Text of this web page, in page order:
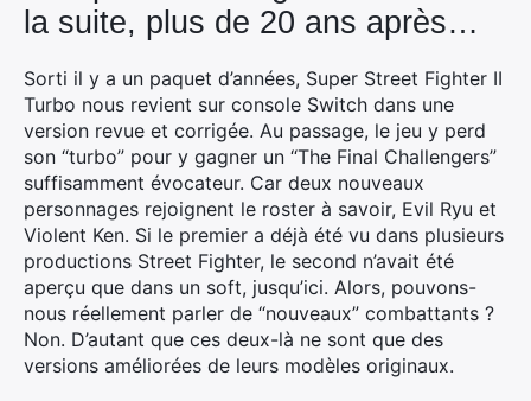
la suite, plus de 20 ans après…
Sorti il y a un paquet d’années, Super Street Fighter II
Turbo nous revient sur console Switch dans une
version revue et corrigée. Au passage, le jeu y perd
son “turbo” pour y gagner un “The Final Challengers”
suffisamment évocateur. Car deux nouveaux
personnages rejoignent le roster à savoir, Evil Ryu et
Violent Ken. Si le premier a déjà été vu dans plusieurs
productions Street Fighter, le second n’avait été
aperçu que dans un soft, jusqu’ici. Alors, pouvons-
nous réellement parler de “nouveaux” combattants ?
Non. D’autant que ces deux-là ne sont que des
versions améliorées de leurs modèles originaux.